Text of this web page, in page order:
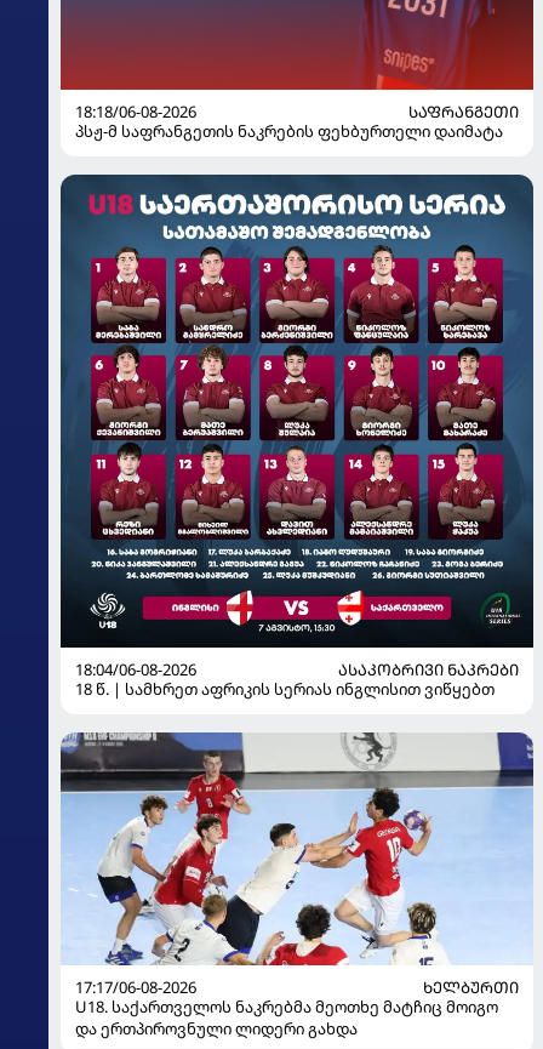
18:18/06-08-2026
ᲡᲐᲤᲠᲐᲜᲒᲔᲗᲘ
პსჟ-მ საფრანგეთის ნაკრების ფეხბურთელი დაიმატა
18:04/06-08-2026
ᲐᲡᲐᲙᲝᲑᲠᲘᲕᲘ ᲜᲐᲙᲠᲔᲑᲘ
18 წ. | სამხრეთ აფრიკის სერიას ინგლისით ვიწყებთ
17:17/06-08-2026
ᲮᲔᲚᲑᲣᲠᲗᲘ
U18. საქართველოს ნაკრებმა მეოთხე მატჩიც მოიგო
და ერთპიროვნული ლიდერი გახდა